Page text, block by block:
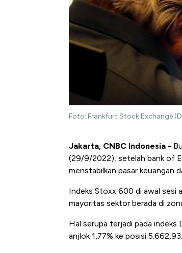
Foto: Frankfurt Stock Exchange
Jakarta, CNBC Indonesia -
(29/9/2022), setelah bank of
menstabilkan pasar keuangan
Indeks Stoxx 600 di awal sesi
mayoritas sektor berada di
Hal serupa terjadi pada indeks
anjlok 1,77% ke posisi